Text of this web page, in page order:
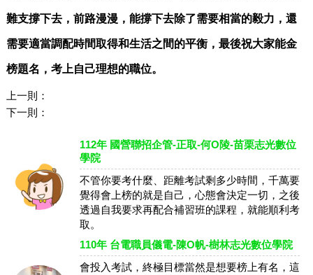
難支撐下去，前路漫漫，能撐下去除了需要相當的毅力，還
需要適當調配時間取得和生活之間的平衡，最後祝大家能金
榜題名，考上自己理想的職位。
上一則：
下一則：
112年 國營聯招企管-正取-何O陵-苗栗志光數位
學院
不管你要考什麼、距離考試剩多少時間，千萬要
覺得會上榜的就是自己，心態會決定一切，之後
透過自我要求再配合補習班的課程，就能順利考
取。
110年 台電職員儀電-陳O帆-樹林志光數位學院
會投入考試，終極目標當然是想要榜上有名，這